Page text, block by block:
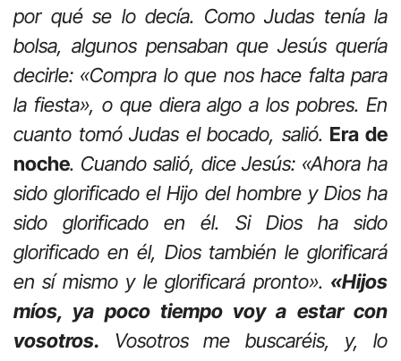
por qué se lo decía. Como Judas tenía la
bolsa, algunos pensaban que Jesús quería
decirle: «Compra lo que nos hace falta para
la fiesta», o que diera algo a los pobres. En
cuanto tomó Judas el bocado, salió. Era de
noche. Cuando salió, dice Jesús: «Ahora ha
sido glorificado el Hijo del hombre y Dios ha
sido glorificado en él. Si Dios ha sido
glorificado en él, Dios también le glorificará
en sí mismo y le glorificará pronto». «Hijos
míos, ya poco tiempo voy a estar con
vosotros. Vosotros me buscaréis, y, lo